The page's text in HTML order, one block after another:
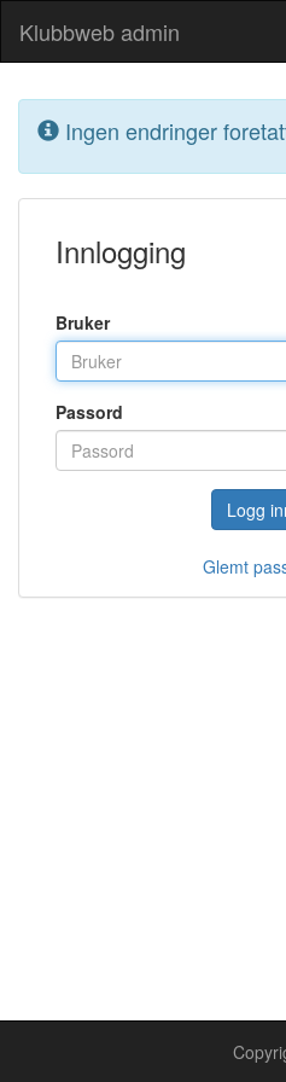
Klubbweb admin
Ingen endringer
Innlogging
Bruker
Passord
Logg
Glemt